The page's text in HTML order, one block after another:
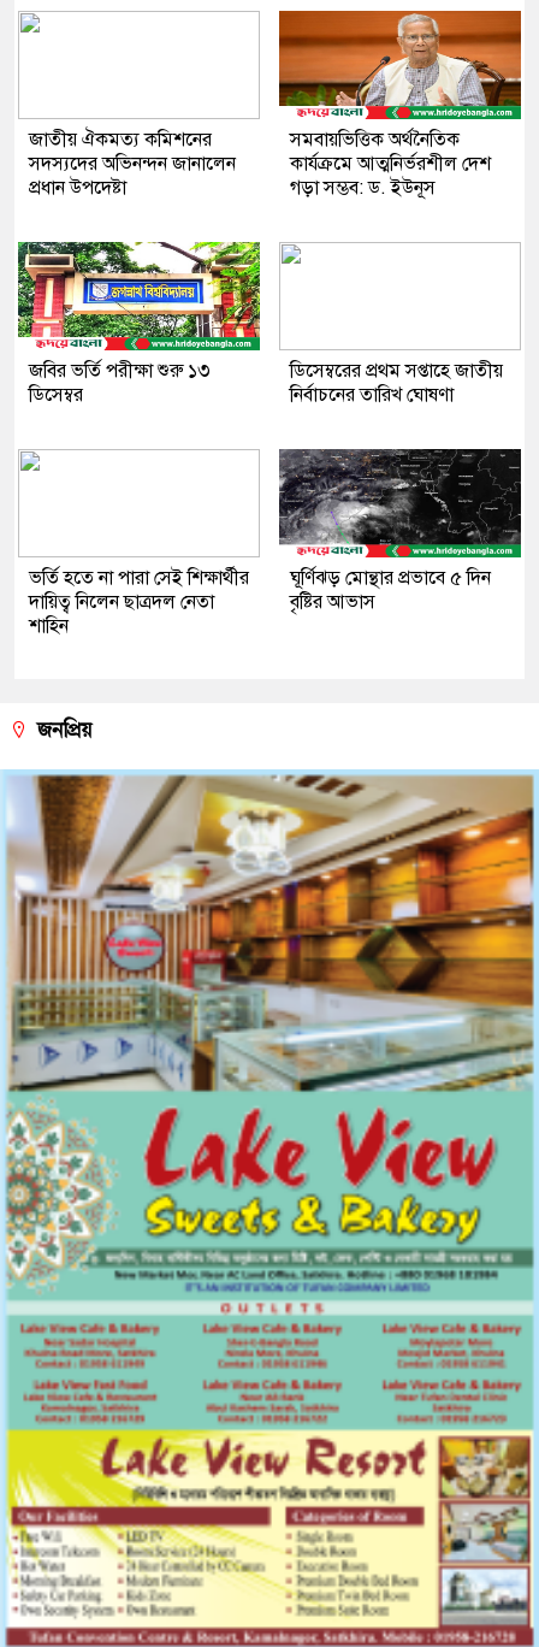
জাতীয় ঐকমত্য কমিশনের
সদস্যদের অভিনন্দন জানালেন
প্রধান উপদেষ্টা
সমবায়ভিত্তিক অর্থনৈতিক
কার্যক্রমে আত্মনির্ভরশীল দেশ
গড়া সম্ভব: ড. ইউনূস
জবির ভর্তি পরীক্ষা শুরু ১৩
ডিসেম্বর
ডিসেম্বরের প্রথম সপ্তাহে জাতীয়
নির্বাচনের তারিখ ঘোষণা
ভর্তি হতে না পারা সেই শিক্ষার্থীর
দায়িত্ব নিলেন ছাত্রদল নেতা
শাহিন
ঘূর্ণিঝড় মোন্থার প্রভাবে ৫ দিন
বৃষ্টির আভাস
জনপ্রিয়